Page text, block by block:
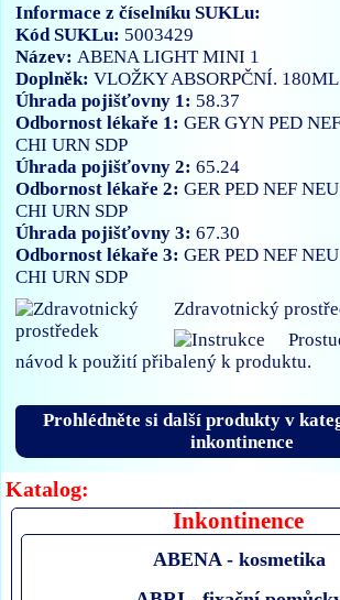
Katalog:
Inkontinence
ABENA - kosmetika
Informace z číselníku SUKLu:
Kód SUKLu: 5003429
Název:ABENA LIGHT MINI 1
Doplněk:VLOŽKY ABSORPČNÍ.
Úhrada pojišťovny 1: 58.37
Odbornost lékaře 1:GERGYNPED
CHIURN SDP
Úhrada pojišťovny 2:65.24
Odbornost lékaře 2:GERPEDNEF
CHIURN SDP
Úhrada pojišťovny 3:67.30
Odbornost lékaře 3:GERPEDNEF
CHIURN SDP
Zdravotnický
návod k použití přibalený k produktu.
Prohlédněte si další produkty v
inkontinence